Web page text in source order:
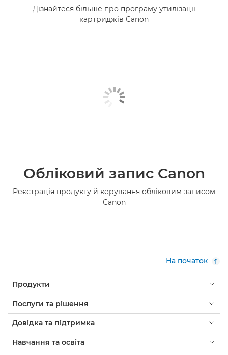
Дізнайтеся більше про програму утилізації
картриджів Canon
Обліковий запис Canon
Реєстрація продукту й керування обліковим записом
Canon
На початок
Продукти
Послуги та рішення
Довідка та підтримка
Навчання та освіта